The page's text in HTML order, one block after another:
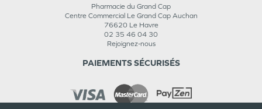
Pharmacie du Grand Cap
Centre Commercial Le Grand Cap Auchan
76620 Le Havre
02 35 46 04 30
Rejoignez-nous
PAIEMENTS SÉCURISÉS